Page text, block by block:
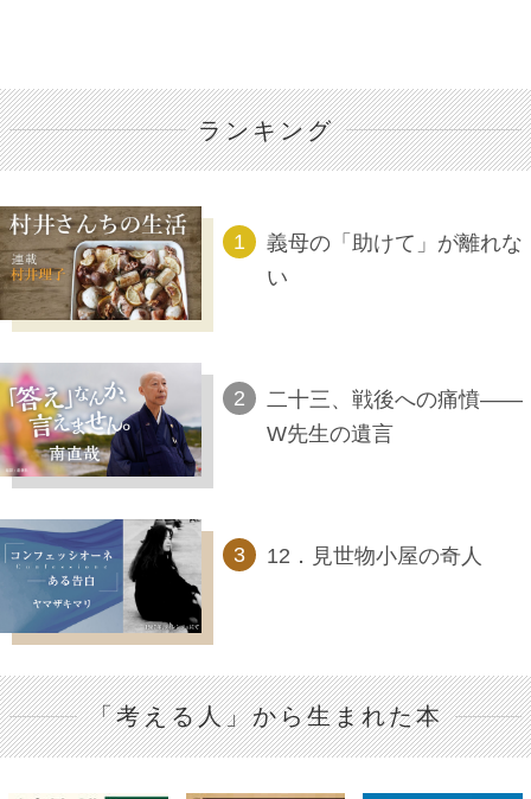
ランキング
義母の「助けて」が離れな
い
二十三、戦後への痛憤――
W先生の遺言
12．見世物小屋の奇人
「考える人」から生まれた本